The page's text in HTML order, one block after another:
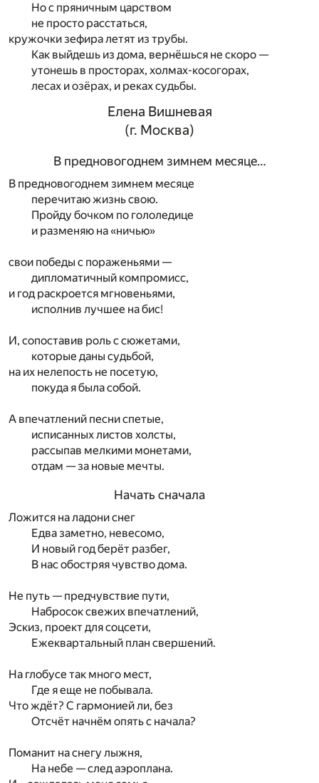
Но с пряничным царством
не просто расстаться,
кружочки зефира летят из трубы.
Как выйдешь из дома, вернёшься не скоро —
утонешь в просторах, холмах-косогорах,
лесах и озёрах, и реках судьбы.
Елена Вишневая
(г. Москва)
В предновогоднем зимнем месяце…
В предновогоднем зимнем месяце
перечитаю жизнь свою.
Пройду бочком по гололедице
и разменяю на «ничью»
свои победы с пораженьями —
дипломатичный компромисс,
и год раскроется мгновеньями,
исполнив лучшее на бис!
И, сопоставив роль с сюжетами,
которые даны судьбой,
на их нелепость не посетую,
покуда я была собой.
А впечатлений песни спетые,
исписанных листов холсты,
рассыпав мелкими монетами,
отдам — за новые мечты.
Начать сначала
Ложится на ладони снег
Едва заметно, невесомо,
И новый год берёт разбег,
В нас обостряя чувство дома.
Не путь — предчувствие пути,
Набросок свежих впечатлений,
Эскиз, проект для соцсети,
Ежеквартальный план свершений.
На глобусе так много мест,
Где я еще не побывала.
Что ждёт? С гармонией ли, без
Отсчёт начнём опять с начала?
Поманит на снегу лыжня,
На небе — след аэроплана.